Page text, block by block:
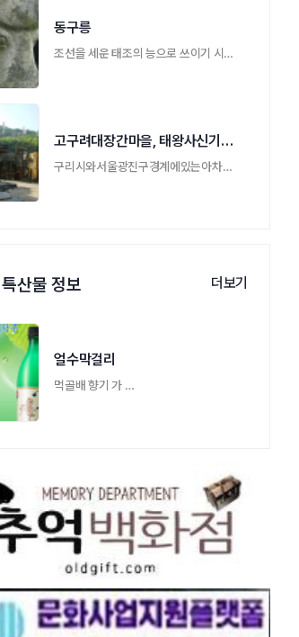
동구릉
조선을 세운 태조의 능으로 쓰이기 시작한 뒤 …
고구려대장간마을, 태왕사신기 촬영지
구리시와서울광진구경계에있는아차산자락에 …
산물 정보 더보기
얼수막걸리
먹골배 향기 가 …